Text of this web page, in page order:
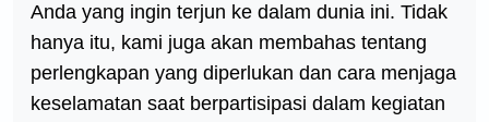
Anda yang ingin terjun ke dalam dunia ini. Tidak
hanya itu, kami juga akan membahas tentang
perlengkapan yang diperlukan dan cara menjaga
keselamatan saat berpartisipasi dalam kegiatan